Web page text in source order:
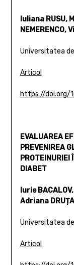
Iuliana RUSU,
NEMERENCO,
Universitatea
Articol
https://doi.org/
EVALUAREA
PREVENIREA
PROTEINURIEI
DIABET
Iurie
Adriana
Universitatea
Articol